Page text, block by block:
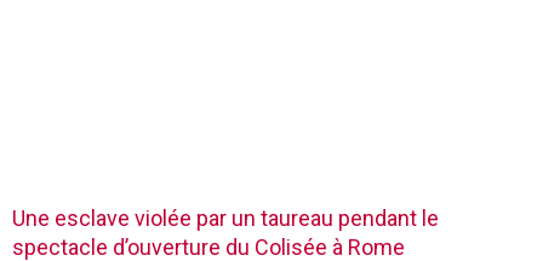
Une esclave violée par un taureau pendant le
spectacle d’ouverture du Colisée à Rome